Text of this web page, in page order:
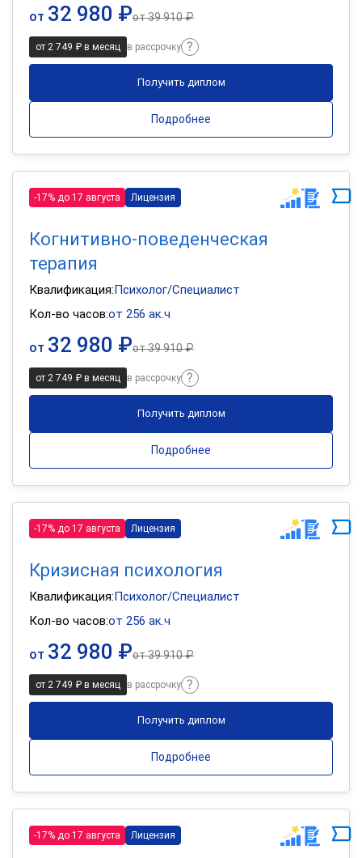
от 32 980 ₽от39 910 ₽
от 2 749 ₽ в месяц в рассрочку
Получить диплом
Подробнее
-17% до 17 августа Лицензия
Когнитивно-поведенческая
терапия
Квалификация:Психолог/Специалист
Кол-во часов:от 256 ак.ч
от 32 980 ₽от39 910 ₽
от 2 749 ₽ в месяц в рассрочку
Получить диплом
Подробнее
-17% до 17 августа Лицензия
Кризисная психология
Квалификация:Психолог/Специалист
Кол-во часов:от 256 ак.ч
от 32 980 ₽от39 910 ₽
от 2 749 ₽ в месяц в рассрочку
Получить диплом
Подробнее
-17% до 17 августа Лицензия